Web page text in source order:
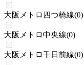
大阪メトロ四つ橋線(0)
大阪メトロ中央線(0)
大阪メトロ千日前線(0)